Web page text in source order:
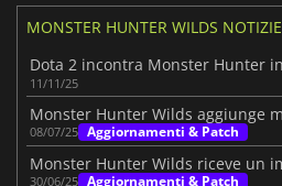
MONSTER HUNTER WILDS NOTIZIE
11/11/25
08/07/25 Aggiornamenti & Patch
30/06/25 Aggiornamenti & Patch